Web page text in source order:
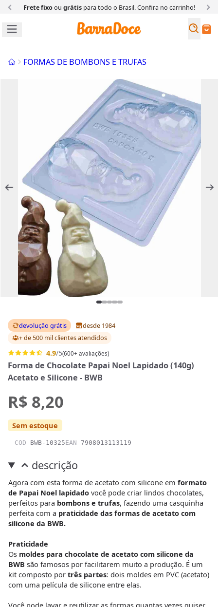
Frete fixoou grátispara todo o Brasil. Confira no carrinho!
Buscar
InícioFORMAS DE BOMBONS E TRUFAS
devolução grátis
desde 1984
+ de 500 mil clientesatendidos
4.9/5(600+ avaliações)
Forma de Chocolate Papai Noel Lapidado (140g)
Acetato e Silicone - BWB
R$ 8,20
Sem estoque
COD BWB-10325EAN 7908013113119
descrição
Agora com esta forma de acetato com silicone em formato
de Papai Noel lapidado você pode criar lindos chocolates,
perfeitos para bombons e trufas, fazendo uma casquinha
perfeita com a praticidade das formas de acetato com
silicone da BWB.
Praticidade
Os moldes para chocolate de acetato com silicone da
BWB são famosos por facilitarem muito a produção. É um
kit composto por três partes: dois moldes em PVC (acetato)
com uma película de silicone entre elas.